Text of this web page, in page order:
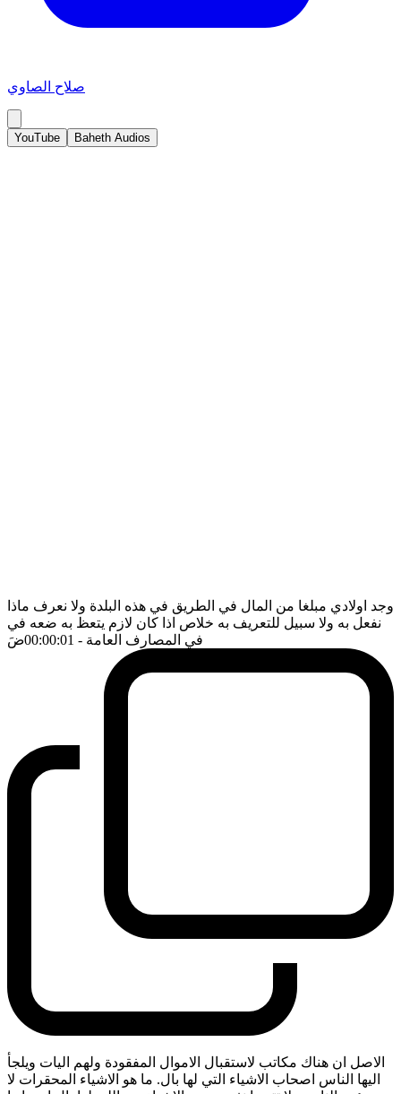
صلاح الصاوي
YouTube Baheth Audios
وجد اولادي مبلغا من المال في الطريق في هذه البلدة ولا نعرف ماذا
نفعل به ولا سبيل للتعريف به خلاص اذا كان لازم يتعظ به ضعه في
في المصارف العامة - 00:00:01 ضَ
الاصل ان هناك مكاتب لاستقبال الاموال المفقودة ولهم اليات ويلجأ
اليها الناس اصحاب الاشياء التي لها بال. ما هو الاشياء المحقرات لا